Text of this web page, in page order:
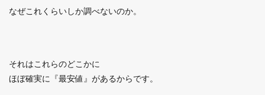
なぜこれくらいしか調べないのか。
それはこれらのどこかに
ほぼ確実に『最安値』があるからです。